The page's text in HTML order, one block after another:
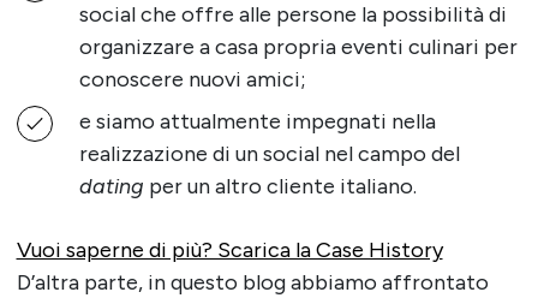
social che offre alle persone la possibilità di
organizzare a casa propria eventi culinari per
conoscere nuovi amici;
e siamo attualmente impegnati nella
realizzazione di un social nel campo del
dating per un altro cliente italiano.
Vuoi saperne di più? Scarica la Case History
D’altra parte, in questo blog abbiamo affrontato